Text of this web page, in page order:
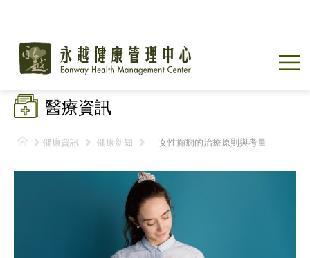
醫療資訊
健康資訊 健康新知 女性癲癇的治療原則與考量